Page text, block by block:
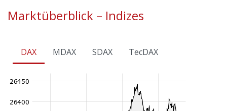
Marktüberblick – Indizes
DAX MDAX SDAX TecDAX